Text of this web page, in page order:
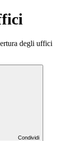
degli uffici
Condividi